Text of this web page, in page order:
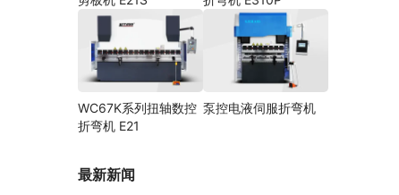
WC67K系列扭轴数控
折弯机 E21
泵控电液伺服折弯机
最新新闻